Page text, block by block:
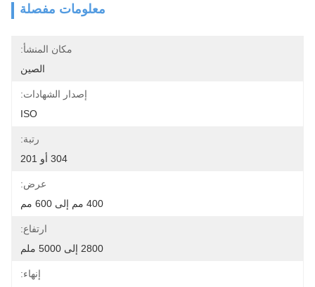
معلومات مفصلة
مكان المنشأ:
الصين
إصدار الشهادات:
ISO
رتبة:
304 أو 201
عرض:
400 مم إلى 600 مم
ارتفاع:
2800 إلى 5000 ملم
إنهاء: